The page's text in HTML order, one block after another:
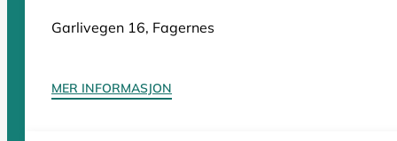
Garlivegen 16, Fagernes
MER INFORMASJON
Tannleger Møre og Romsdal
Tannleger Oslo